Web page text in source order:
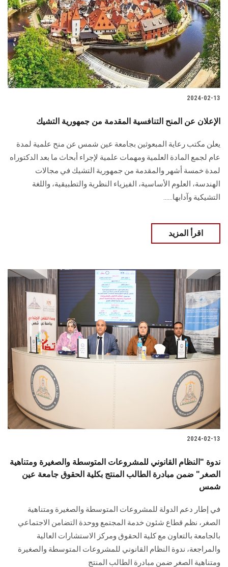
2024-02-13
الإعلان عن المنح التنافسية المقدمة من جمهورية التشيك
يعلن مكتب رعاية المبعوثين بجامعة عين شمس عن ‏منح علمية لمدة
عام لجمع المادة العلمية ومهمات علمية لإجراء أبحاث ما بعد الدكتوراه
لمدة ‏خمسة أشهر والمقدمة من جمهورية التشيك في مجالات
الهندسة، العلوم الأساسية، الفيزياء ‏النظرية والتطبيقية، واللغة
التشيكية وآدابها‎......
اقرأ المزيد
2024-02-13
ندوة "النظام القانوني للمشروعات المتوسطة والصغيرة ومتناهية
الصغر" ضمن مبادرة الطالب المنتج بكلية الحقوق جامعة عين
شمس
في إطار دعم الدولة للمشروعات المتوسطة والصغيرة ومتناهية
الصغر، نظم قطاع شئون خدمة المجتمع ووحدة التضامن الاجتماعي
بالجامعة ‏بالتعاون مع كلية الحقوق ومركز الاستشارات العالية
والمراجعة، ندوة النظام القانوني ‏للمشروعات المتوسطة والصغيرة
ومتناهية الصغر ضمن مبادرة الطالب المنتج